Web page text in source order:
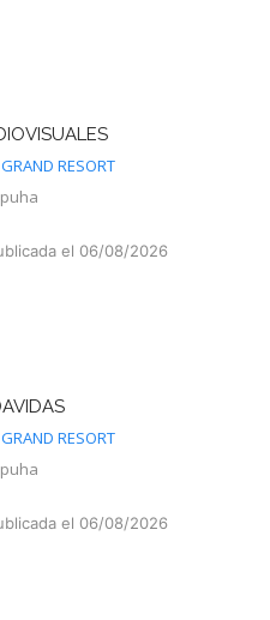
RESORT
el 06/08/2026
RESORT
el 06/08/2026